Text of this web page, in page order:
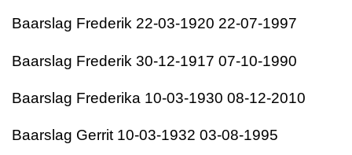
Baarslag Frederik 22-03-1920 22-07-1997
Baarslag Frederik 30-12-1917 07-10-1990
Baarslag Frederika 10-03-1930 08-12-2010
Baarslag Gerrit 10-03-1932 03-08-1995